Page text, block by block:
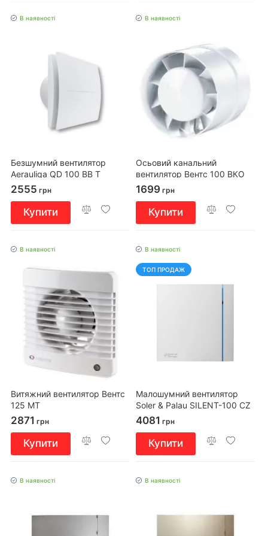
В наявності
Безшумний вентилятор
Aerauliqa QD 100 BB T
2555 грн
Купити
В наявності
Осьовий канальний
вентилятор Вентс 100 ВКО
прес
1699 грн
Купити
В наявності
Витяжний вентилятор Вентс
125 МТ
2871 грн
Купити
В наявності
ТОП ПРОДАЖ
Малошумний вентилятор
Soler & Palau SILENT-100 CZ
DESIGN 3C
4081 грн
Купити
В наявності В наявності